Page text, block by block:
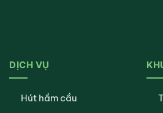
DỊCH VỤ
Hút hầm cầu